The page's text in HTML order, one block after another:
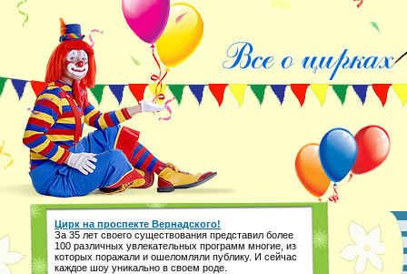
Цирк на проспекте Вернадского!
За 35 лет своего существования представил более
100 различных увлекательных программ многие, из
которых поражали и ошеломляли публику. И сейчас
каждое шоу уникально в своем роде.